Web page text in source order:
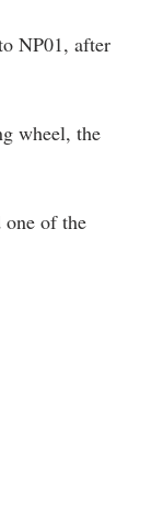
NP01, after
wheel, the
one of the